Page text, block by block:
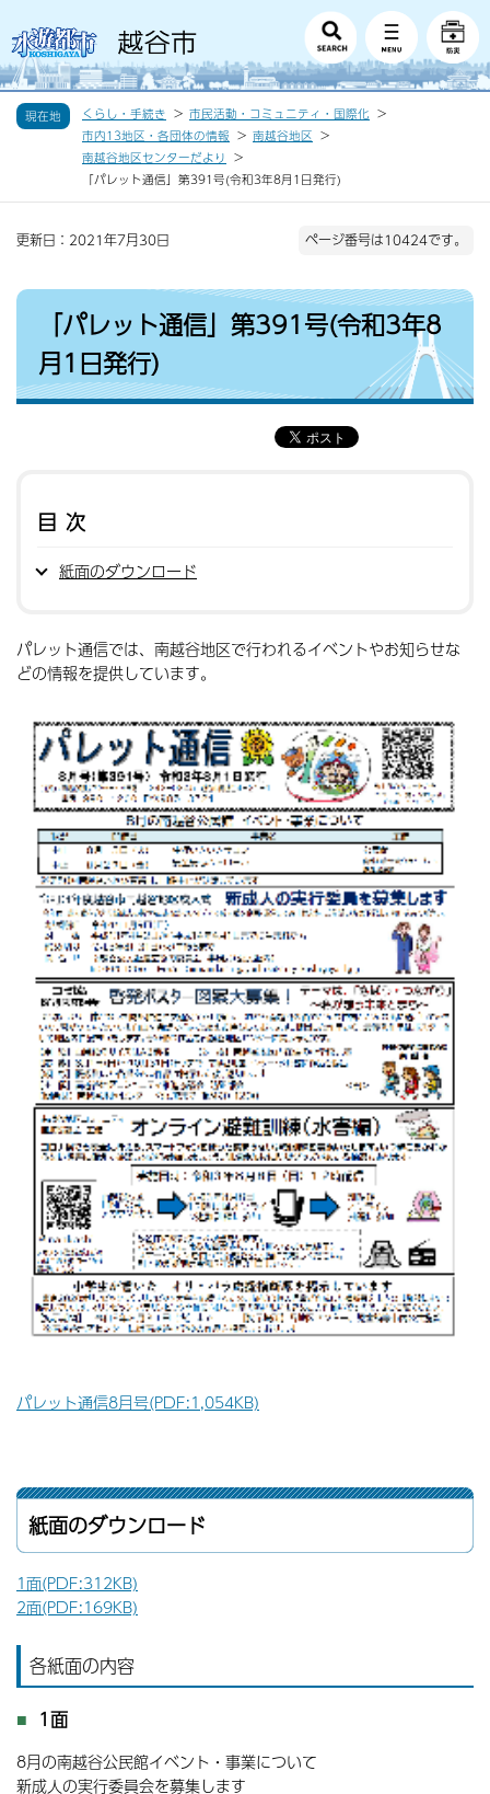
現在地 くらし・手続き
市民活動・コミュニティ・国際化
市内13地区・各団体の情報
南越谷地区
南越谷地区センターだより
「パレット通信」第391号(令和3年8月1日発行)
更新日：2021年7月30日 ページ番号は10424です。
「パレット通信」第391号(令和3年8
月1日発行)
目次
紙面のダウンロード
パレット通信では、南越谷地区で行われるイベントやお知らせな
どの情報を提供しています。
パレット通信8月号(PDF:1,054KB)
紙面のダウンロード
1面(PDF:312KB)
2面(PDF:169KB)
各紙面の内容
1面
8月の南越谷公民館イベント・事業について
新成人の実行委員会を募集します